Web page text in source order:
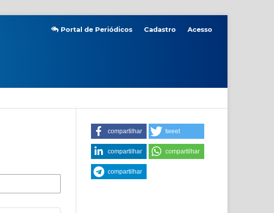
Portal de Periódicos Cadastro Acesso
compartilhar tweet
compartilhar compartilhar
compartilhar